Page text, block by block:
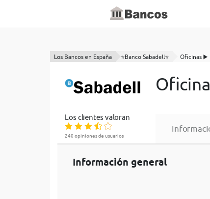
Los Bancos en España ⭐Banco Sabadell⭐ Oficinas ▶️
Los clientes valoran
240 opiniones de usuarios
Información general